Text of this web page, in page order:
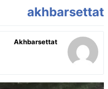
akhbarsettat
Akhbarsettat